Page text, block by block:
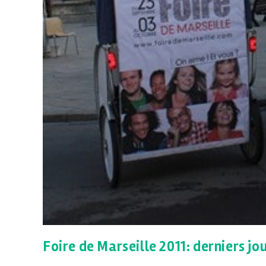
Foire de Marseille 2011: derniers